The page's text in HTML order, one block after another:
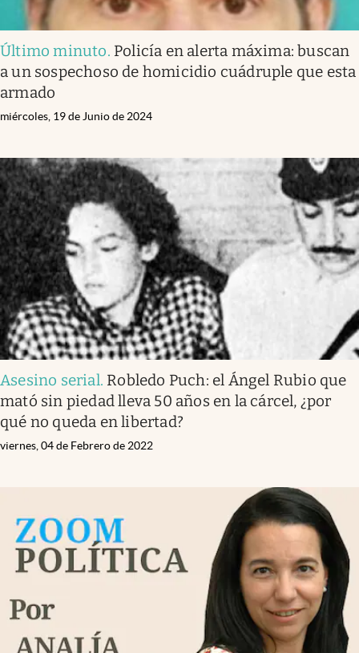
Último minuto. Policía en alerta máxima: buscan
a un sospechoso de homicidio cuádruple que esta
armado
miércoles, 19 de Junio de 2024
Asesino serial. Robledo Puch: el Ángel Rubio que
mató sin piedad lleva 50 años en la cárcel, ¿por
qué no queda en libertad?
viernes, 04 de Febrero de 2022